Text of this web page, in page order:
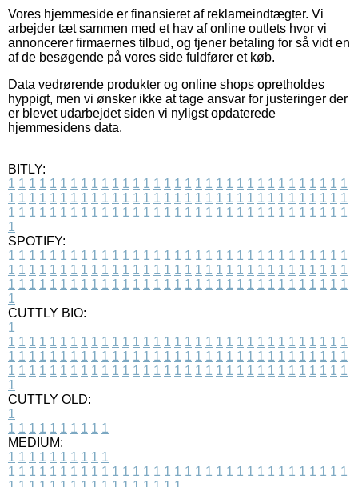
Vores hjemmeside er finansieret af reklameindtægter. Vi
arbejder tæt sammen med et hav af online outlets hvor vi
annoncerer firmaernes tilbud, og tjener betaling for så vidt en
af de besøgende på vores side fuldfører et køb.
Data vedrørende produkter og online shops opretholdes
hyppigt, men vi ønsker ikke at tage ansvar for justeringer der
er blevet udarbejdet siden vi nyligst opdaterede
hjemmesidens data.
BITLY:
1 1 1 1 1 1 1 1 1 1 1 1 1 1 1 1 1 1 1 1 1 1 1 1 1 1 1 1 1 1 1 1 1
1 1 1 1 1 1 1 1 1 1 1 1 1 1 1 1 1 1 1 1 1 1 1 1 1 1 1 1 1 1 1 1 1
1 1 1 1 1 1 1 1 1 1 1 1 1 1 1 1 1 1 1 1 1 1 1 1 1 1 1 1 1 1 1 1 1
1
SPOTIFY:
1 1 1 1 1 1 1 1 1 1 1 1 1 1 1 1 1 1 1 1 1 1 1 1 1 1 1 1 1 1 1 1 1
1 1 1 1 1 1 1 1 1 1 1 1 1 1 1 1 1 1 1 1 1 1 1 1 1 1 1 1 1 1 1 1 1
1 1 1 1 1 1 1 1 1 1 1 1 1 1 1 1 1 1 1 1 1 1 1 1 1 1 1 1 1 1 1 1 1
1
CUTTLY BIO:
1
1 1 1 1 1 1 1 1 1 1 1 1 1 1 1 1 1 1 1 1 1 1 1 1 1 1 1 1 1 1 1 1 1
1 1 1 1 1 1 1 1 1 1 1 1 1 1 1 1 1 1 1 1 1 1 1 1 1 1 1 1 1 1 1 1 1
1 1 1 1 1 1 1 1 1 1 1 1 1 1 1 1 1 1 1 1 1 1 1 1 1 1 1 1 1 1 1 1 1
1
CUTTLY OLD:
1
1 1 1 1 1 1 1 1 1 1
MEDIUM:
1 1 1 1 1 1 1 1 1 1
1 1 1 1 1 1 1 1 1 1 1 1 1 1 1 1 1 1 1 1 1 1 1 1 1 1 1 1 1 1 1 1 1